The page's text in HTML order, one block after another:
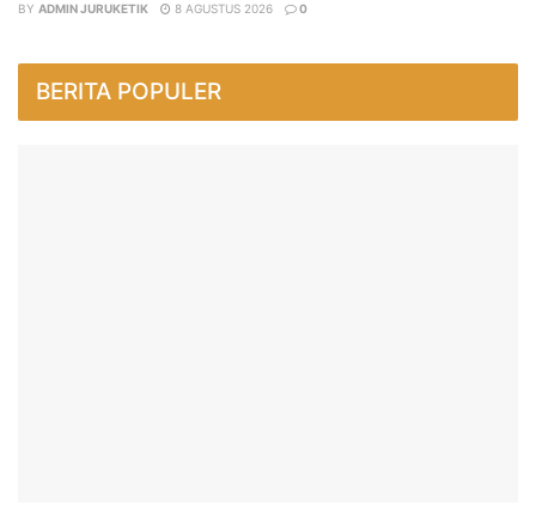
BY ADMIN JURUKETIK 8 AGUSTUS 2026 0
BERITA POPULER